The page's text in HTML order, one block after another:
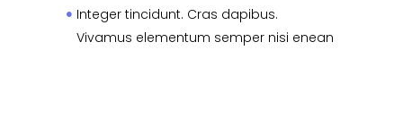
Integer tincidunt. Cras dapibus.
Vivamus elementum semper nisi enean